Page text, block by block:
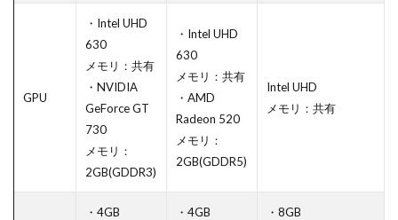
GPU
・Intel UHD
630
メモリ：共有
・NVIDIA
GeForce GT
730
メモリ：
2GB(GDDR3)
・Intel UHD
630
メモリ：共有
・AMD
Radeon 520
メモリ：
2GB(GDDR5)
Intel UHD
メモリ：共有
・4GB
・4GB
・8GB